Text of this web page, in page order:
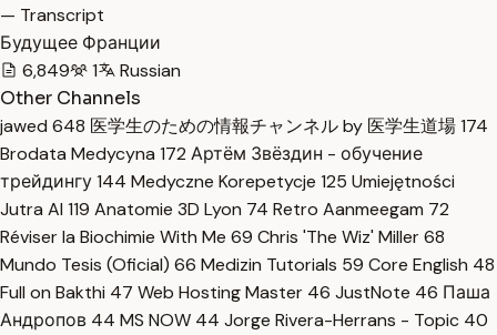
— Transcript
Будущее Франции
6,849
1
Russian
Other Channels
jawed 648 医学生のための情報チャンネル by 医学生道場174
Brodata Medycyna 172 Артём Звёздин - обучение
трейдингу144 Medyczne Korepetycje 125 Umiejętności
Jutra AI 119 Anatomie 3D Lyon 74 Retro Aanmeegam 72
Réviser la Biochimie With Me 69 Chris 'The Wiz' Miller68
Mundo Tesis (Oficial) 66 Medizin Tutorials 59 Core English 48
Full on Bakthi 47 Web Hosting Master 46 JustNote 46 Паша
Андропов 44 MS NOW 44 Jorge Rivera-Herrans - Topic 40